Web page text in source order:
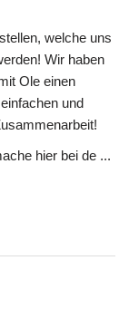
welche uns
Wir haben
Ole einen
und
hier bei de ...